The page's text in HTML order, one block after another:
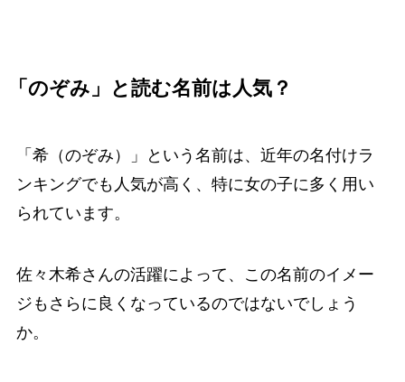
「のぞみ」と読む名前は人気？
「希（のぞみ）」という名前は、近年の名付けラ
ンキングでも人気が高く、特に女の子に多く用い
られています。
佐々木希さんの活躍によって、この名前のイメー
ジもさらに良くなっているのではないでしょう
か。